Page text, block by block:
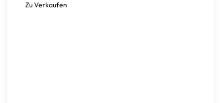
Zu Verkaufen